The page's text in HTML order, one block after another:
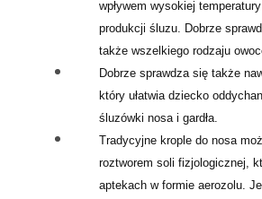
wpływem wysokiej
produkcji śluzu. Dobrze
także wszelkiego rodzaju
Dobrze sprawdza się także
który ułatwia dziecko
śluzówki nosa i gardła.
Tradycyjne krople do nosa
roztworem soli fizjologicznej,
aptekach w formie aerozolu.